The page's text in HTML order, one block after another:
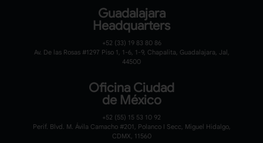
Guadalajara
Headquarters
+52 (33) 19 83 80 86
Av. De las Rosas #1297 Piso 1, 1-6, 1-9, Chapalita, Guadalajara, Jal,
44500
Oficina Ciudad
de México
+52 (55) 15 53 10 92
Perif. Blvd. M. Ávila Camacho #201, Polanco I Secc, Miguel Hidalgo,
CDMX, 11560